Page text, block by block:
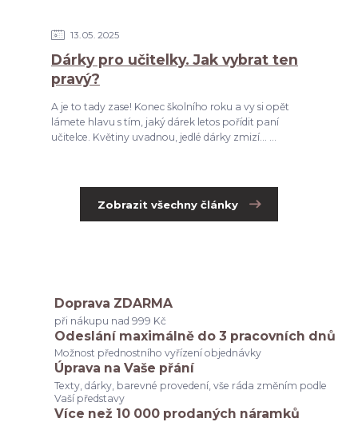
13 05 2025
Dárky pro učitelky. Jak vybrat ten
pravý?
A je to tady zase! Konec školního roku a vy si opět
lámete hlavu s tím, jaký dárek letos pořídit paní
učitelce. Květiny uvadnou, jedlé dárky zmizí... ...
Zobrazit všechny články
Doprava ZDARMA
při nákupu nad 999 Kč
Odeslání maximálně do 3 pracovních dnů
Možnost přednostního vyřízení objednávky
Úprava na Vaše přání
Texty, dárky, barevné provedení, vše ráda změním podle
Vaší představy
Více než 10 000 prodaných náramků